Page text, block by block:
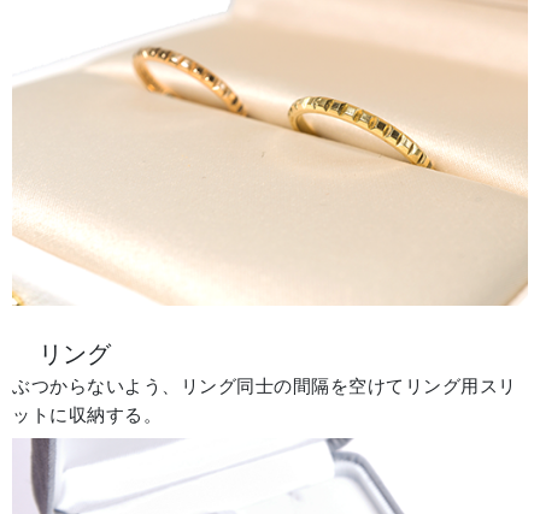
リング
ぶつからないよう、リング同士の間隔を空けてリング用スリ
ットに収納する。